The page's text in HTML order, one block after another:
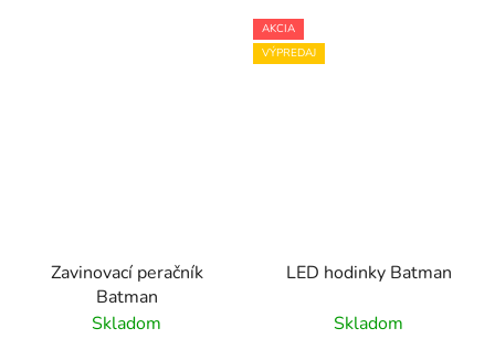
Zavinovací peračník
Batman
Skladom
AKCIA
VÝPREDAJ
LED hodinky Batman
Skladom